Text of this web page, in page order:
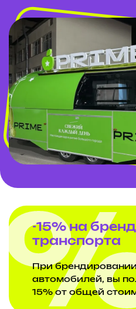
-15% на
транспорта
При
автомобилей, вы
15% от общей